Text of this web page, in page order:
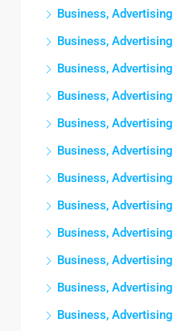
Business, Advertising
Business, Advertising
Business, Advertising
Business, Advertising
Business, Advertising
Business, Advertising
Business, Advertising
Business, Advertising
Business, Advertising
Business, Advertising
Business, Advertising
Business, Advertising